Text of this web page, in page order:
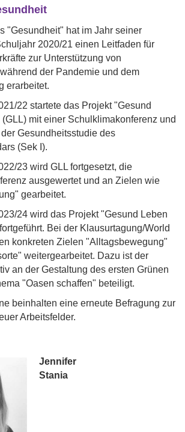
"Gesundheit" hat im Jahr seiner
2020/21 einen Leitfaden für
zur Unterstützung von
der Pandemie und dem
erarbeitet.
22 startete das Projekt "Gesund
(GLL) mit einer Schulklimakonferenz und
Gesundheitsstudie des
(Sek I).
23 wird GLL fortgesetzt, die
ausgewertet und an Zielen wie
gearbeitet.
24 wird das Projekt "Gesund Leben
Bei der Klausurtagung/World
konkreten Zielen "Alltagsbewegung"
weitergearbeitet. Dazu ist der
an der Gestaltung des ersten Grünen
"Oasen schaffen" beteiligt.
beinhalten eine erneute Befragung zur
Arbeitsfelder.
Jennifer
Stania